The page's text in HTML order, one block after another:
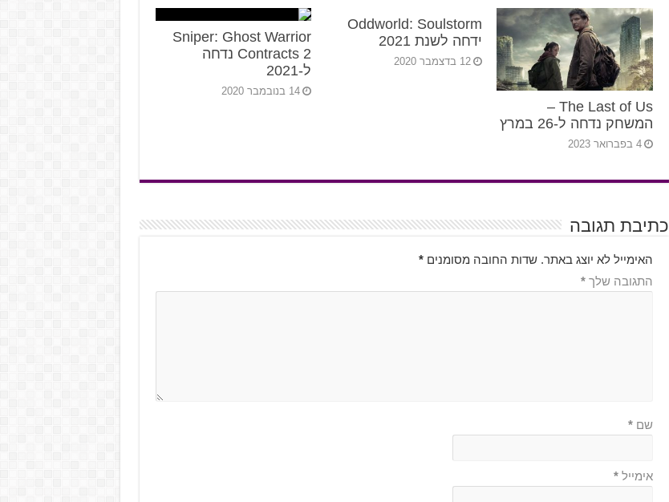
The Last of Us –
המשחק נדחה ל-26 במרץ
4 בפברואר 2023
Oddworld: Soulstorm
ידחה לשנת 2021
12 בדצמבר 2020
Sniper: Ghost Warrior
Contracts 2 נדחה
ל-2021
14 בנובמבר 2020
כתיבת תגובה
האימייל לא יוצג באתר. שדות החובה מסומנים*
התגובה שלך*
שם*
אימייל*